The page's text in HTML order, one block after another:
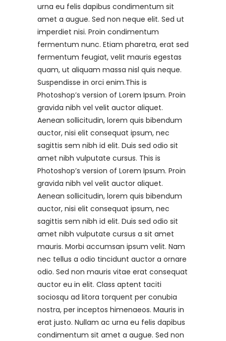
urna eu felis dapibus condimentum sit
amet a augue. Sed non neque elit. Sed ut
imperdiet nisi. Proin condimentum
fermentum nunc. Etiam pharetra, erat sed
fermentum feugiat, velit mauris egestas
quam, ut aliquam massa nisl quis neque.
Suspendisse in orci enim.This is
Photoshop’s version of Lorem Ipsum. Proin
gravida nibh vel velit auctor aliquet.
Aenean sollicitudin, lorem quis bibendum
auctor, nisi elit consequat ipsum, nec
sagittis sem nibh id elit. Duis sed odio sit
amet nibh vulputate cursus. This is
Photoshop’s version of Lorem Ipsum. Proin
gravida nibh vel velit auctor aliquet.
Aenean sollicitudin, lorem quis bibendum
auctor, nisi elit consequat ipsum, nec
sagittis sem nibh id elit. Duis sed odio sit
amet nibh vulputate cursus a sit amet
mauris. Morbi accumsan ipsum velit. Nam
nec tellus a odio tincidunt auctor a ornare
odio. Sed non mauris vitae erat consequat
auctor eu in elit. Class aptent taciti
sociosqu ad litora torquent per conubia
nostra, per inceptos himenaeos. Mauris in
erat justo. Nullam ac urna eu felis dapibus
condimentum sit amet a augue. Sed non